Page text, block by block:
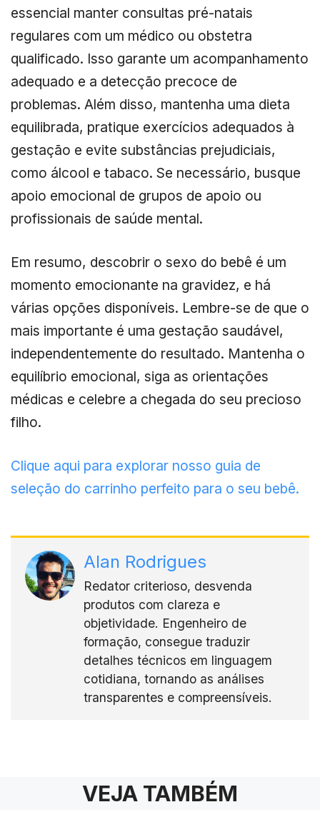
essencial manter consultas pré-natais
regulares com um médico ou obstetra
qualificado. Isso garante um acompanhamento
adequado e a detecção precoce de
problemas. Além disso, mantenha uma dieta
equilibrada, pratique exercícios adequados à
gestação e evite substâncias prejudiciais,
como álcool e tabaco. Se necessário, busque
apoio emocional de grupos de apoio ou
profissionais de saúde mental.
Em resumo, descobrir o sexo do bebê é um
momento emocionante na gravidez, e há
várias opções disponíveis. Lembre-se de que o
mais importante é uma gestação saudável,
independentemente do resultado. Mantenha o
equilíbrio emocional, siga as orientações
médicas e celebre a chegada do seu precioso
filho.
Clique aqui para explorar nosso guia de
seleção do carrinho perfeito para o seu bebê.
Alan Rodrigues
Redator criterioso, desvenda
produtos com clareza e
objetividade. Engenheiro de
formação, consegue traduzir
detalhes técnicos em linguagem
cotidiana, tornando as análises
transparentes e compreensíveis.
VEJA TAMBÉM